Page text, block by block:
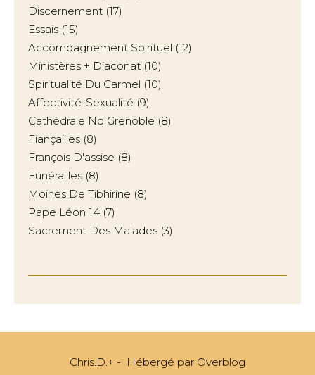
Discernement (17)
Essais (15)
Accompagnement Spirituel (12)
Ministères + Diaconat (10)
Spiritualité Du Carmel (10)
Affectivité-Sexualité (9)
Cathédrale Nd Grenoble (8)
Fiançailles (8)
François D'assise (8)
Funérailles (8)
Moines De Tibhirine (8)
Pape Léon 14 (7)
Sacrement Des Malades (3)
Chris.D.+ - Hébergé par Overblog